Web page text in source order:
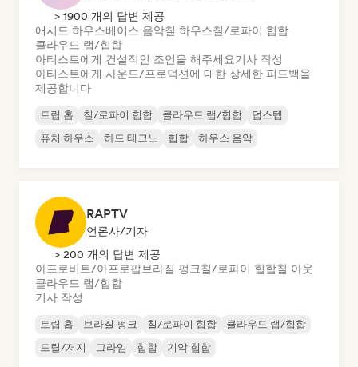
> 1900 개의 답변 제공
애시드 하우스베이스 음악칠 하우스칠/로파이 힙합
클라우드 랩/힙합
아티스트에게 건설적인 조언을 해주세요기사 작성
아티스트에게 사운드/프로덕션에 대한 상세한 피드백을
제공합니다
트립 홉 칠/로파이 힙합 클라우드 랩/힙합
덥스텝
퓨처 하우스
하드 테크노 힙합 하우스 음악
RAPTV
언론사/기자
> 200 개의 답변 제공
아프로비트/아프로팝브라질 펑크칠/로파이 힙합칠 아웃
클라우드 랩/힙합
기사 작성
트립 홉 브라질 펑크 칠/로파이 힙합
클라우드 랩/힙합
드릴/저지
그라임 힙합 기악 힙합